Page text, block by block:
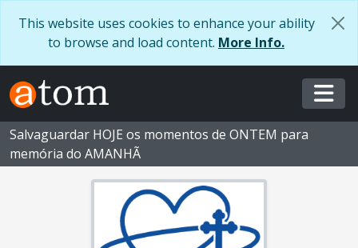
This website uses cookies to enhance your ability
to browse and load content. More Info.
Salvaguardar HOJE os momentos de ONTEM para
memória do AMANHÃ